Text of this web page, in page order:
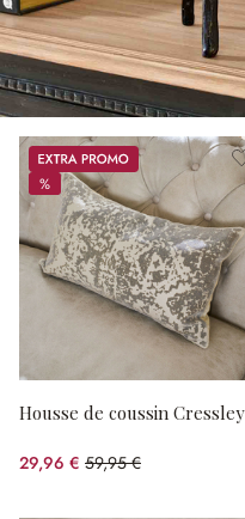
Promos
%
%
Housse de coussin Cressley
29,96 € 59,95 €
(50.03%spared)